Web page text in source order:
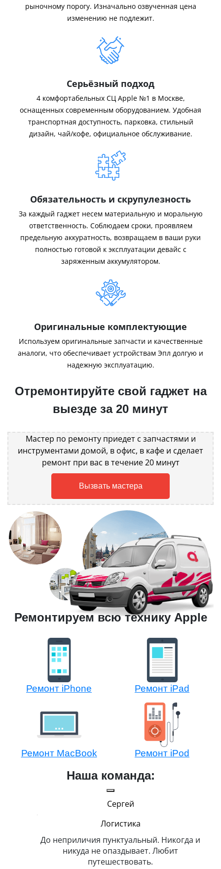
рыночному порогу. Изначально озвученная цена
изменению не подлежит.
Серьёзный подход
4 комфортабельных СЦ Apple №1 в Москве,
оснащенных современным оборудованием. Удобная
транспортная доступность, парковка, стильный
дизайн, чай/кофе, официальное обслуживание.
Обязательность и скрупулезность
За каждый гаджет несем материальную и моральную
ответственность. Соблюдаем сроки, проявляем
предельную аккуратность, возвращаем в ваши руки
полностью готовой к эксплуатации девайс с
заряженным аккумулятором.
Оригинальные комплектующие
Используем оригинальные запчасти и качественные
аналоги, что обеспечивает устройствам Эпл долгую и
надежную эксплуатацию.
Отремонтируйте свой гаджет на
выезде за 20 минут
Мастер по ремонту приедет с запчастями и
инструментами домой, в офис, в кафе и сделает
ремонт при вас в течение 20 минут
Вызвать мастера
Ремонтируем всю технику Apple
Ремонт iPhone Ремонт iPad
Ремонт MacBook Ремонт iPod
Наша команда:
Сергей
Логистика
До неприличия пунктуальный. Никогда и
никуда не опаздывает. Любит
путешествовать.